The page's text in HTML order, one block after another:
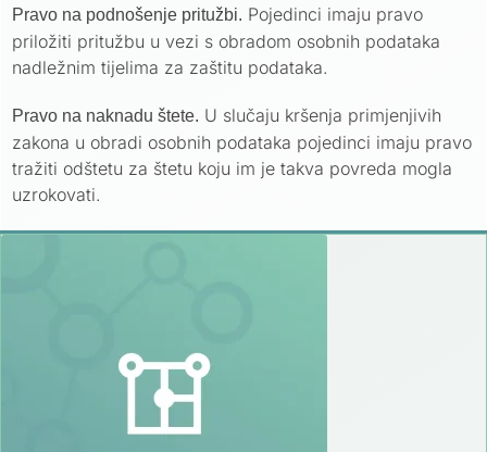
Pravo na podnošenje pritužbi. Pojedinci imaju pravo
priložiti pritužbu u vezi s obradom osobnih podataka
nadležnim tijelima za zaštitu podataka.
Pravo na naknadu štete. U slučaju kršenja primjenjivih
zakona u obradi osobnih podataka pojedinci imaju pravo
tražiti odštetu za štetu koju im je takva povreda mogla
uzrokovati.